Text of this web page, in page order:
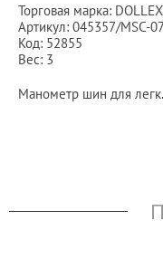
Торговая марка: DOLLEX
Артикул: 045357/MSC-07
Код: 52855
Вес: 3
Манометр шин для